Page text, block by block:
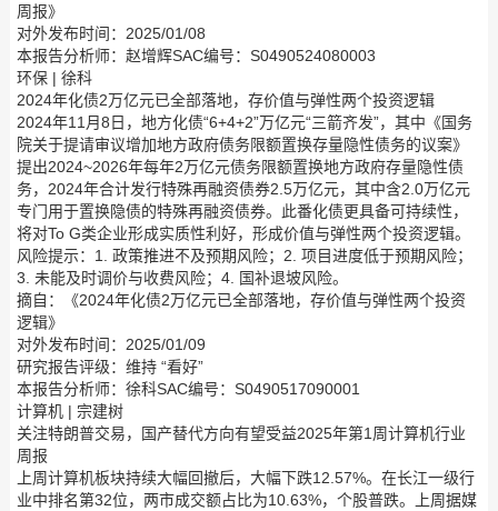
周报》
对外发布时间：2025/01/08
本报告分析师：赵增辉SAC编号：S0490524080003
环保 | 徐科
2024年化债2万亿元已全部落地，存价值与弹性两个投资逻辑
2024年11月8日，地方化债“6+4+2”万亿元“三箭齐发”，其中《国务
院关于提请审议增加地方政府债务限额置换存量隐性债务的议案》
提出2024~2026年每年2万亿元债务限额置换地方政府存量隐性债
务，2024年合计发行特殊再融资债券2.5万亿元，其中含2.0万亿元
专门用于置换隐债的特殊再融资债券。此番化债更具备可持续性，
将对To G类企业形成实质性利好，形成价值与弹性两个投资逻辑。
风险提示：1. 政策推进不及预期风险；2. 项目进度低于预期风险；
3. 未能及时调价与收费风险；4. 国补退坡风险。
摘自：《2024年化债2万亿元已全部落地，存价值与弹性两个投资
逻辑》
对外发布时间：2025/01/09
研究报告评级：维持 “看好”
本报告分析师：徐科SAC编号：S0490517090001
计算机 | 宗建树
关注特朗普交易，国产替代方向有望受益2025年第1周计算机行业
周报
上周计算机板块持续大幅回撤后，大幅下跌12.57%。在长江一级行
业中排名第32位，两市成交额占比为10.63%，个股普跌。上周据媒